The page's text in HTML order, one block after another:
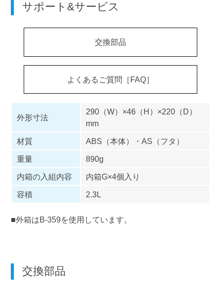
サポート&サービス
交換部品
よくあるご質問［FAQ］
外形寸法
290（W）×46（H）×220（D）
mm
材質
ABS（本体）・AS（フタ）
重量
890g
内箱の入組内容
内箱G×4個入り
容積
2.3L
■外箱はB-359を使用しています。
交換部品